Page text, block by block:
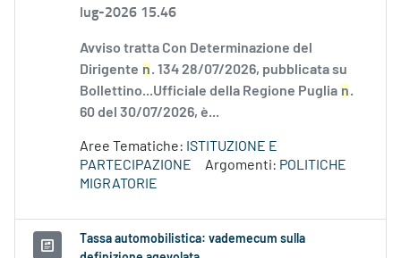
lug-2026 15.46
Avviso tratta Con Determinazione del
Dirigente n. 134 28/07/2026, pubblicata su
Bollettino...Ufficiale della Regione Puglia n.
60 del 30/07/2026, è...
Aree Tematiche: ISTITUZIONE E
PARTECIPAZIONE
Argomenti: POLITICHE
MIGRATORIE
Tassa automobilistica: vademecum sulla